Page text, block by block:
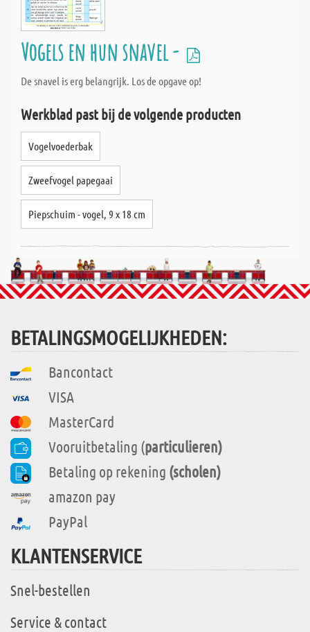
Vogels en hun snavel -
De snavel is erg belangrijk. Los de opgave op!
Werkblad past bij de volgende producten
Vogelvoederbak
Zweefvogel papegaai
Piepschuim - vogel, 9 x 18 cm
BETALINGSMOGELIJKHEDEN:
Bancontact
VISA
MasterCard
Vooruitbetaling (particulieren)
Betaling op rekening (scholen)
amazon pay
PayPal
KLANTENSERVICE
Snel-bestellen
Service & contact